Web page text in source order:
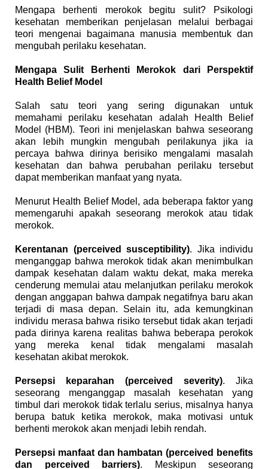
Mengapa berhenti merokok begitu sulit? Psikologi
kesehatan memberikan penjelasan melalui berbagai
teori mengenai bagaimana manusia membentuk dan
mengubah perilaku kesehatan.
Mengapa Sulit Berhenti Merokok dari Perspektif
Health Belief Model
Salah satu teori yang sering digunakan untuk
memahami perilaku kesehatan adalah Health Belief
Model (HBM). Teori ini menjelaskan bahwa seseorang
akan lebih mungkin mengubah perilakunya jika ia
percaya bahwa dirinya berisiko mengalami masalah
kesehatan dan bahwa perubahan perilaku tersebut
dapat memberikan manfaat yang nyata.
Menurut Health Belief Model, ada beberapa faktor yang
memengaruhi apakah seseorang merokok atau tidak
merokok.
Kerentanan (perceived susceptibility). Jika individu
menganggap bahwa merokok tidak akan menimbulkan
dampak kesehatan dalam waktu dekat, maka mereka
cenderung memulai atau melanjutkan perilaku merokok
dengan anggapan bahwa dampak negatifnya baru akan
terjadi di masa depan. Selain itu, ada kemungkinan
individu merasa bahwa risiko tersebut tidak akan terjadi
pada dirinya karena realitas bahwa beberapa perokok
yang mereka kenal tidak mengalami masalah
kesehatan akibat merokok.
Persepsi keparahan (perceived severity). Jika
seseorang menganggap masalah kesehatan yang
timbul dari merokok tidak terlalu serius, misalnya hanya
berupa batuk ketika merokok, maka motivasi untuk
berhenti merokok akan menjadi lebih rendah.
Persepsi manfaat dan hambatan (perceived benefits
dan perceived barriers). Meskipun seseorang